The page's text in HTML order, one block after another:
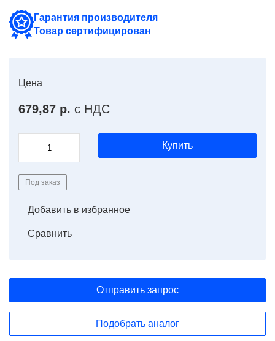
Гарантия производителя
Товар сертифицирован
Цена
679,87 р. с НДС
Купить
Под заказ
Добавить в избранное
Сравнить
Отправить запрос
Подобрать аналог